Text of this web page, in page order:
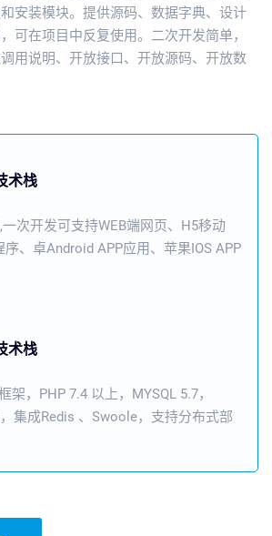
安装模块。提供源码、数据字典、设计
可在项目中反复使用。二次开发简单，
用说明、开放接口、开放源码、开放数
术栈
一次开发可支持WEB端网页、H5移动
、卓Android APP应用、苹果IOS APP
术栈
架，PHP 7.4 以上，MYSQL 5.7，
集成Redis 、Swoole，支持分布式部